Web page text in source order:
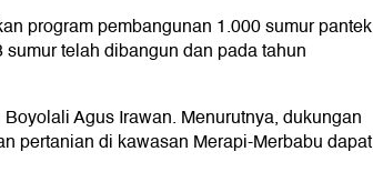
program pembangunan 1.000 sumur pantek
telah dibangun dan pada tahun
Agus Irawan. Menurutnya, dukungan
pertanian di kawasan Merapi-Merbabu dapat